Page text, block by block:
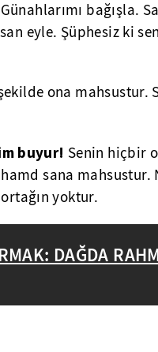
bağışla.
eyle. Şüphesiz ki
ona mahsustur.
buyur! Senin hiçbir
sana mahsustur.
yoktur.
DAĞDA